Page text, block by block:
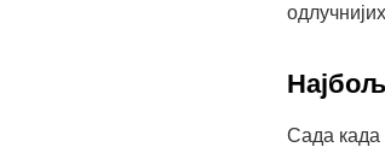
Сада када